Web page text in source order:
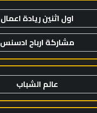
اول اثنين ريادة اعمال
مشاركة ارباح ادسنس
عالم الشباب